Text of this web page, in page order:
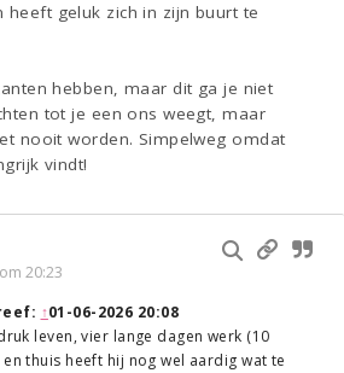
heeft geluk zich in zijn buurt te
hebben, maar dit ga je niet
tot je een ons weegt, maar
nooit worden. Simpelweg omdat
vindt!
20:23
↑01-06-2026 20:08
leven, vier lange dagen werk (10
thuis heeft hij nog wel aardig wat te